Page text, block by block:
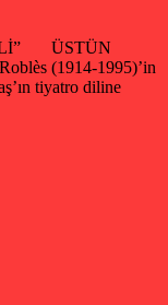
ÜSTÜN
(1914-1995)’in
tiyatro diline